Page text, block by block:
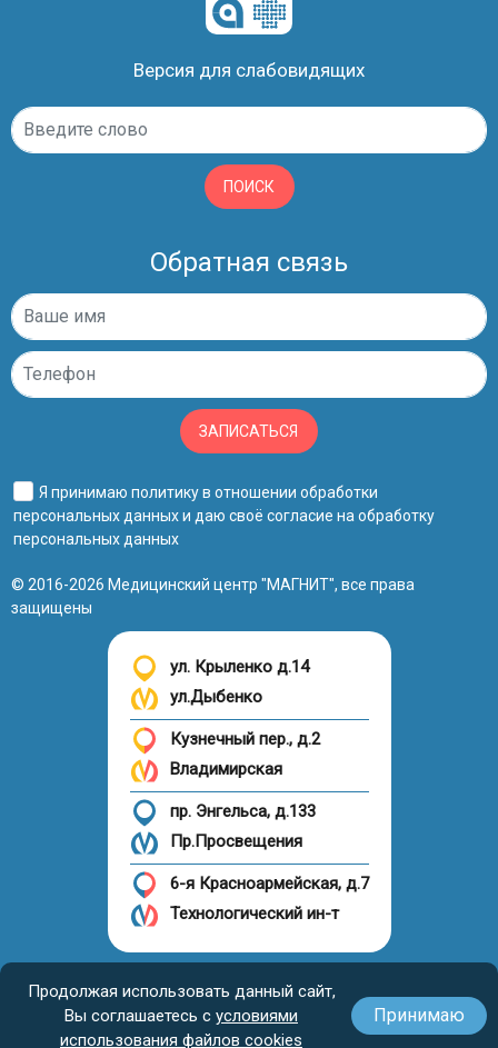
Продолжая использовать данный сайт,
Вы соглашаетесь с условиями
использования файлов cookies
Принимаю
Версия для слабовидящих
ПОИСК
Обратная связь
ЗАПИСАТЬСЯ
Я принимаю политику в отношении обработки
персональных данныхи даю своё согласие на обработку
персональных данных
© 2016-2026 Медицинский центр "МАГНИТ", все права
защищены
ул. Крыленко д.14
ул.Дыбенко
Кузнечный пер., д.2
Владимирская
пр. Энгельса, д.133
Пр.Просвещения
6-я Красноармейская, д.7
Технологический ин-т
Налоговый вычет